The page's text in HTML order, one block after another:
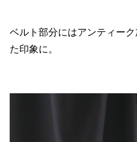
ベルト部分にはアンティー
た印象に。